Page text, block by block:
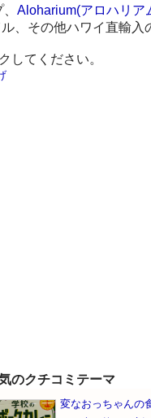
Aloharium(アロハリア
、その他ハワイ直輸入
してください。
のクチコミテーマ
変なおっちゃんの